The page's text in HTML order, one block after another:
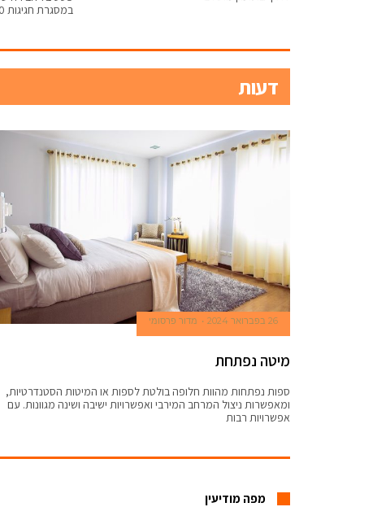
במסגרת חגיגות 30
דעות
26 בפברואר 2024 מדור פרסומי
מיטה נפתחת
ספות נפתחות מהוות חלופה בולטת לספות או המיטות הסטנדרטיות,
ומאפשרות ניצול המרחב המירבי ואפשרויות ישיבה ושינה מגוונות. עם
אפשרויות רבות
מפה מודיעין